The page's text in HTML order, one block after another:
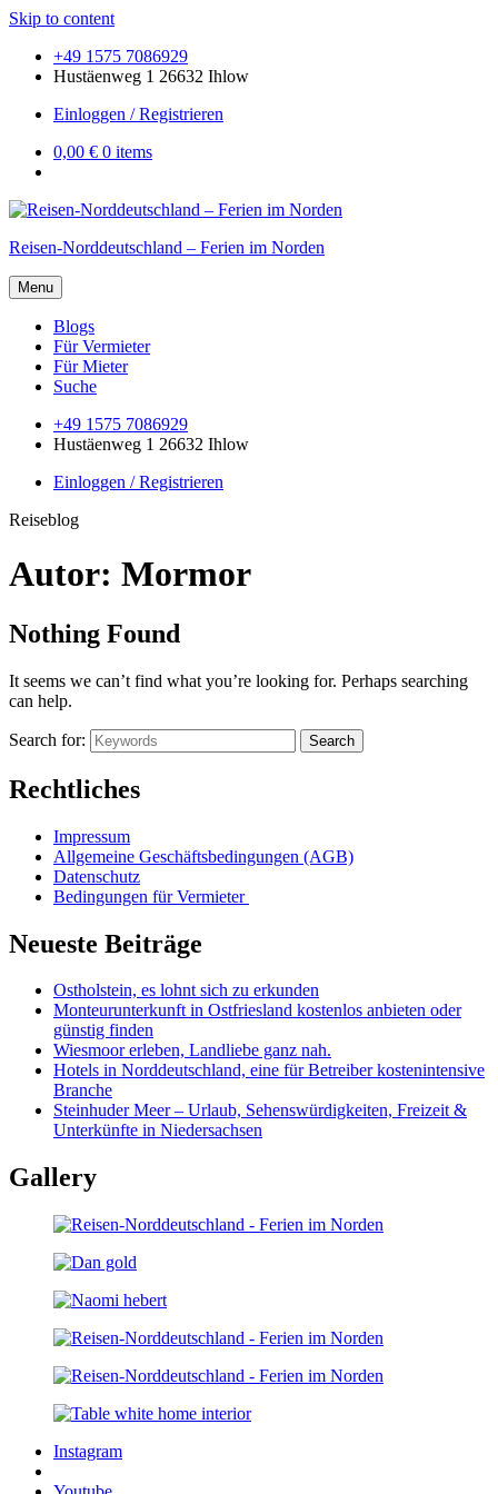
Skip to content
+49 1575 7086929
Hustäenweg 1 26632 Ihlow
Einloggen / Registrieren
0,00 € 0 items
Reisen-Norddeutschland – Ferien im Norden
Menu
Blogs
Für Vermieter
Für Mieter
Suche
+49 1575 7086929
Hustäenweg 1 26632 Ihlow
Einloggen / Registrieren
Reiseblog
Autor: Mormor
Nothing Found
It seems we can’t find what you’re looking for. Perhaps searching
can help.
Search for: Search
Rechtliches
Impressum
Allgemeine Geschäftsbedingungen (AGB)
Datenschutz
Bedingungen für Vermieter
Neueste Beiträge
Ostholstein, es lohnt sich zu erkunden
Monteurunterkunft in Ostfriesland kostenlos anbieten oder
günstig finden
Wiesmoor erleben, Landliebe ganz nah.
Hotels in Norddeutschland, eine für Betreiber kostenintensive
Branche
Steinhuder Meer – Urlaub, Sehenswürdigkeiten, Freizeit &
Unterkünfte in Niedersachsen
Gallery
Instagram